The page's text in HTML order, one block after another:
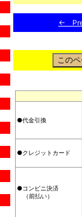
←
●代金引換
●クレジットカード
●コンビニ決済
（前払い）